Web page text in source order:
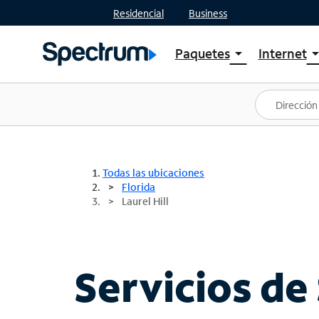
Residencial Business
Paquetesarrow_drop_down
Ver paquetes
Spectrum One
Mejores ofertas
Internetarrow_drop_down
Planes
Todas las ubicaciones
Florida
Laurel Hill
Servicios